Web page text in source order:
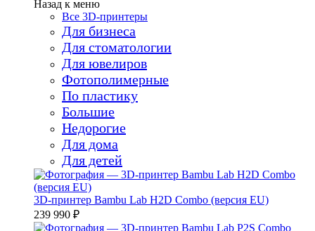
Назад к меню
Все 3D-принтеры
Для бизнеса
Для стоматологии
Для ювелиров
Фотополимерные
По пластику
Большие
Недорогие
Для дома
Для детей
3D-принтер Bambu Lab H2D Combo (версия EU)
239 990 ₽